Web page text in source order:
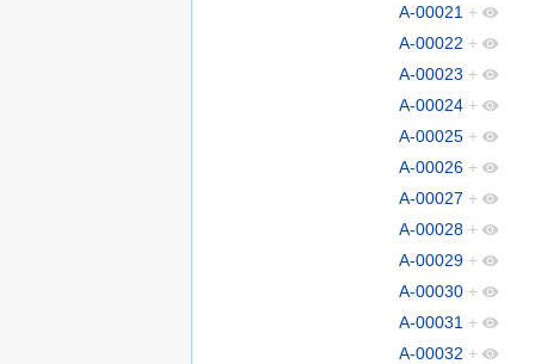
A-00021 +
A-00022 +
A-00023 +
A-00024 +
A-00025 +
A-00026 +
A-00027 +
A-00028 +
A-00029 +
A-00030 +
A-00031 +
A-00032 +